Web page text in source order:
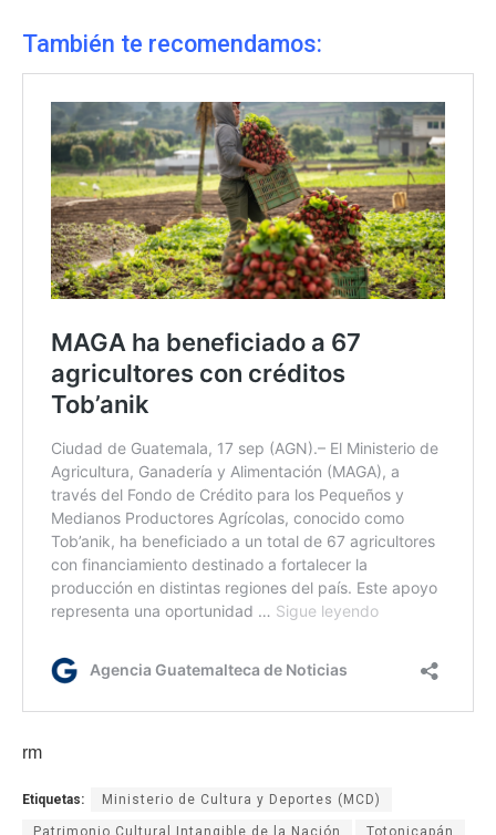
También te recomendamos:
rm
Etiquetas: Ministerio de Cultura y Deportes (MCD)
Patrimonio Cultural Intangible de la Nación Totonicapán